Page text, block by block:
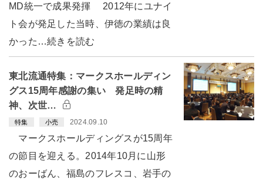
MD統一で成果発揮 2012年にユナイ
ト会が発足した当時、伊徳の業績は良
かった…続きを読む
東北流通特集：マークスホールディン
グス15周年感謝の集い 発足時の精
神、次世…
特集 小売 2024.09.10
マークスホールディングスが15周年
の節目を迎える。2014年10月に山形
のおーばん、福島のフレスコ、岩手の